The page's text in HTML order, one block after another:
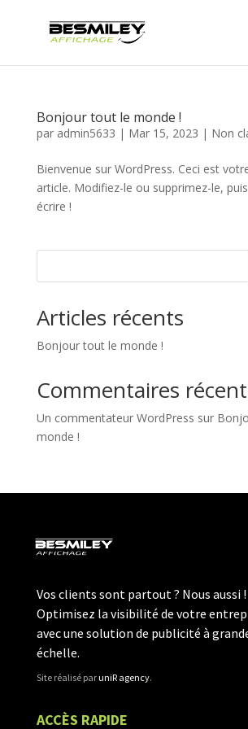
Bonjour tout le monde !
par admin5633 | Mar 15, 2023 | Non
Bienvenue sur WordPress. Ceci est
article. Modifiez-le ou supprimez-le,
écrire !
Articles récents
Bonjour tout le monde !
Commentaires
Un commentateur WordPress sur
monde !
Vos clients sont partout ? Nous aussi !
Optimisez la visibilité de votre
avec une solution de publicité à
échelle.
Site réalisé paruniR agency.
ACCÈS RAPIDE